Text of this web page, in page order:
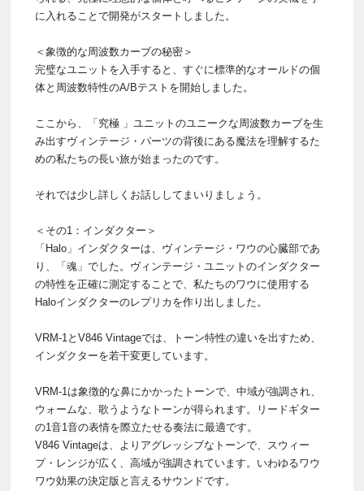
に入れることで開発がスタートしました。
＜象徴的な周波数カーブの秘密＞
完璧なユニットを入手すると、すぐに標準的なオールドの個
体と周波数特性のA/Bテストを開始しました。
ここから、「究極 」ユニットのユニークな周波数カーブを生
み出すヴィンテージ・パーツの背後にある魔法を理解するた
めの私たちの長い旅が始まったのです。
それでは少し詳しくお話ししてまいりましょう。
＜その1：インダクター＞
「Halo」インダクターは、ヴィンテージ・ワウの心臓部であ
り、「魂」でした。ヴィンテージ・ユニットのインダクター
の特性を正確に測定することで、私たちのワウに使用する
Haloインダクターのレプリカを作り出しました。
VRM-1とV846 Vintageでは、トーン特性の違いを出すため、
インダクターを若干変更しています。
VRM-1は象徴的な鼻にかかったトーンで、中域が強調され、
ウォームな、歌うようなトーンが得られます。リードギター
の1音1音の表情を際立たせる奏法に最適です。
V846 Vintageは、よりアグレッシブなトーンで、スウィー
プ・レンジが広く、高域が強調されています。いわゆるワウ
ワウ効果の決定版と言えるサウンドです。